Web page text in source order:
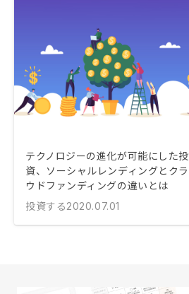
テクノロジーの進化が可能にした投
資、ソーシャルレンディングとクラ
ウドファンディングの違いとは
投資する2020.07.01